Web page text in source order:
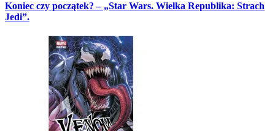
Koniec czy początek? – „Star Wars. Wielka Republika: Strach
Jedi”.